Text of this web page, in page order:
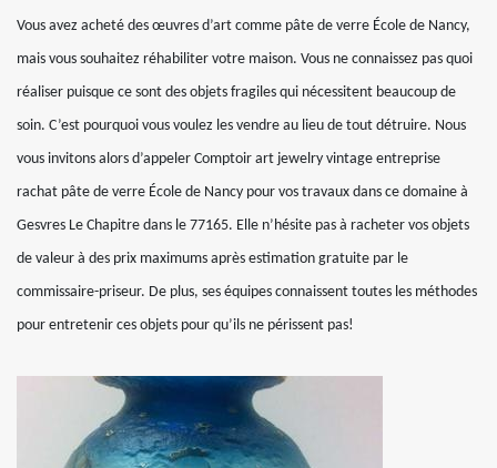
Vous avez acheté des œuvres d’art comme pâte de verre École de Nancy,
mais vous souhaitez réhabiliter votre maison. Vous ne connaissez pas quoi
réaliser puisque ce sont des objets fragiles qui nécessitent beaucoup de
soin. C’est pourquoi vous voulez les vendre au lieu de tout détruire. Nous
vous invitons alors d’appeler Comptoir art jewelry vintage entreprise
rachat pâte de verre École de Nancy pour vos travaux dans ce domaine à
Gesvres Le Chapitre dans le 77165. Elle n’hésite pas à racheter vos objets
de valeur à des prix maximums après estimation gratuite par le
commissaire-priseur. De plus, ses équipes connaissent toutes les méthodes
pour entretenir ces objets pour qu’ils ne périssent pas!